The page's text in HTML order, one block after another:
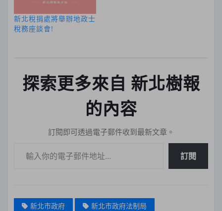
新北稅捐處將舉辦地政士
稅務座談會!
探索更多來自 新北樹報
的內容
訂閱即可透過電子郵件收到最新文章。
訂閱
新北市政府
新北市政府法制局